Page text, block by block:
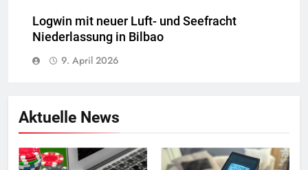
Logwin mit neuer Luft- und Seefracht
Niederlassung in Bilbao
9. April 2026
Aktuelle News